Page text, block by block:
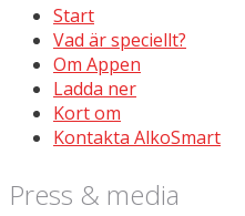
Start
Vad är speciellt?
Om Appen
Ladda ner
Kort om
Kontakta AlkoSmart
Press & media